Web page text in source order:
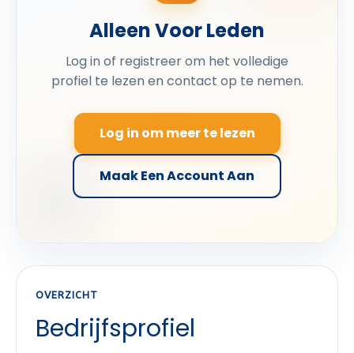
Alleen Voor Leden
Log in of registreer om het volledige
profiel te lezen en contact op te nemen.
Log in om meer te lezen
Maak Een Account Aan
OVERZICHT
Bedrijfsprofiel